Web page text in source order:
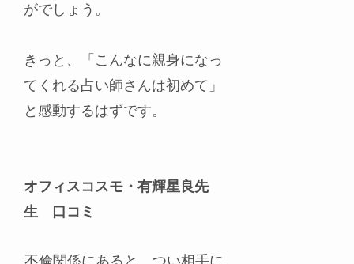
がでしょう。
きっと、「こんなに親身になっ
てくれる占い師さんは初めて」
と感動するはずです。
オフィスコスモ・有輝星良先
生 口コミ